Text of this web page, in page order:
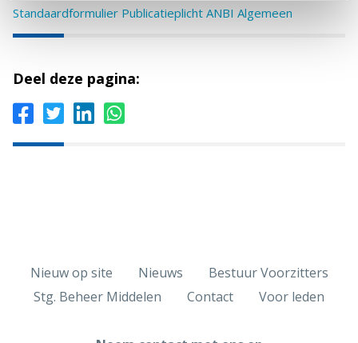
Standaardformulier Publicatieplicht ANBI Algemeen
Deel deze pagina:
Nieuw op site Nieuws
Bestuur Voorzitters
Stg. Beheer Middelen
Contact Voor leden